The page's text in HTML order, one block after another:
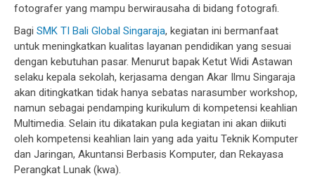
fotografer yang mampu berwirausaha di bidang fotografi.
Bagi SMK TI Bali Global Singaraja, kegiatan ini bermanfaat
untuk meningkatkan kualitas layanan pendidikan yang sesuai
dengan kebutuhan pasar. Menurut bapak Ketut Widi Astawan
selaku kepala sekolah, kerjasama dengan Akar Ilmu Singaraja
akan ditingkatkan tidak hanya sebatas narasumber workshop,
namun sebagai pendamping kurikulum di kompetensi keahlian
Multimedia. Selain itu dikatakan pula kegiatan ini akan diikuti
oleh kompetensi keahlian lain yang ada yaitu Teknik Komputer
dan Jaringan, Akuntansi Berbasis Komputer, dan Rekayasa
Perangkat Lunak (kwa).